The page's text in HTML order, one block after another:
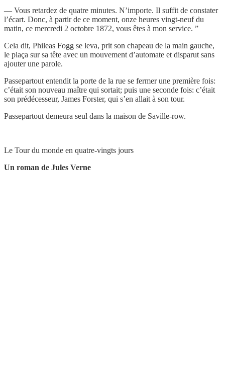
— Vous retardez de quatre minutes. N’importe. Il suffit de constater
l’écart. Donc, à partir de ce moment, onze heures vingt-neuf du
matin, ce mercredi 2 octobre 1872, vous êtes à mon service. ”
Cela dit, Phileas Fogg se leva, prit son chapeau de la main gauche,
le plaça sur sa tête avec un mouvement d’automate et disparut sans
ajouter une parole.
Passepartout entendit la porte de la rue se fermer une première fois:
c’était son nouveau maître qui sortait; puis une seconde fois: c’était
son prédécesseur, James Forster, qui s’en allait à son tour.
Passepartout demeura seul dans la maison de Saville-row.
Le Tour du monde en quatre-vingts jours
Un roman de Jules Verne